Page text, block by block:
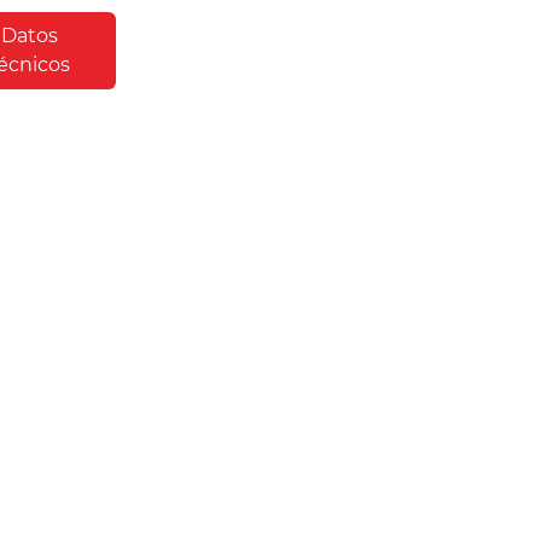
Datos